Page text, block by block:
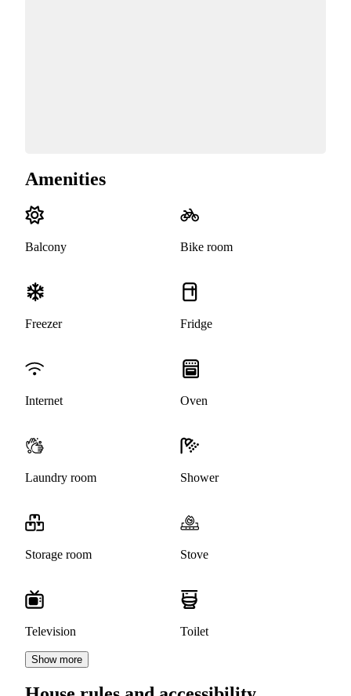
Amenities
Balcony Bike room
Freezer Fridge
Internet Oven
Laundry room Shower
Storage room Stove
Television Toilet
Show more